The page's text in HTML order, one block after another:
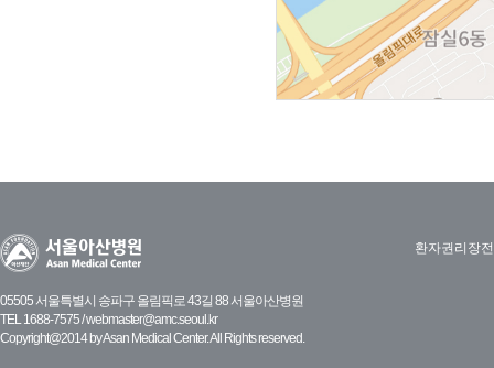
05505 서울특별시 송파구 올림픽로 43길 88 서울아산병원
TEL 1688-7575 /webmaster@amc.seoul.kr
Copyright@2014 by Asan Medical Center. All Rights reserved.
환자권리장전